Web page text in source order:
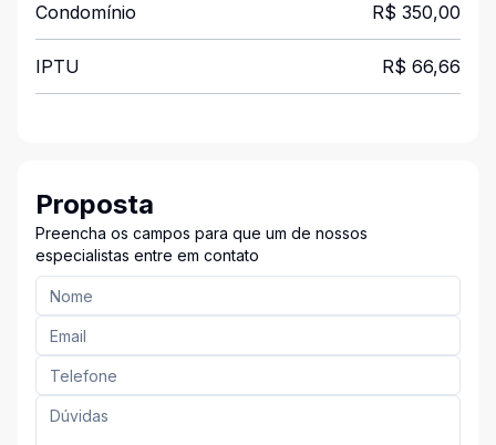
Condomínio R$ 350,00
IPTU R$ 66,66
Proposta
Preencha os campos para que um de nossos
especialistas entre em contato